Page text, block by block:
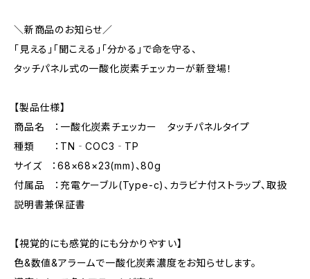
＼新商品のお知らせ／
「見える」「聞こえる」「分かる」で命を守る、
タッチパネル式の一酸化炭素チェッカーが新登場！
【製品仕様】
商品名 ：一酸化炭素チェッカー タッチパネルタイプ
種類 ：TN‐COC3‐TP
サイズ ：68×68×23(mm)、80g
付属品 ：充電ケーブル(Type-c)、カラビナ付ストラップ、取扱
説明書兼保証書
【視覚的にも感覚的にも分かりやすい】
色&数値&アラームで一酸化炭素濃度をお知らせします。